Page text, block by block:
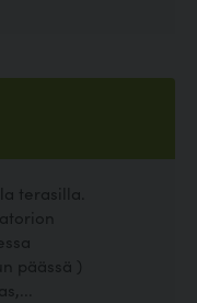
terasilla.
päässä )